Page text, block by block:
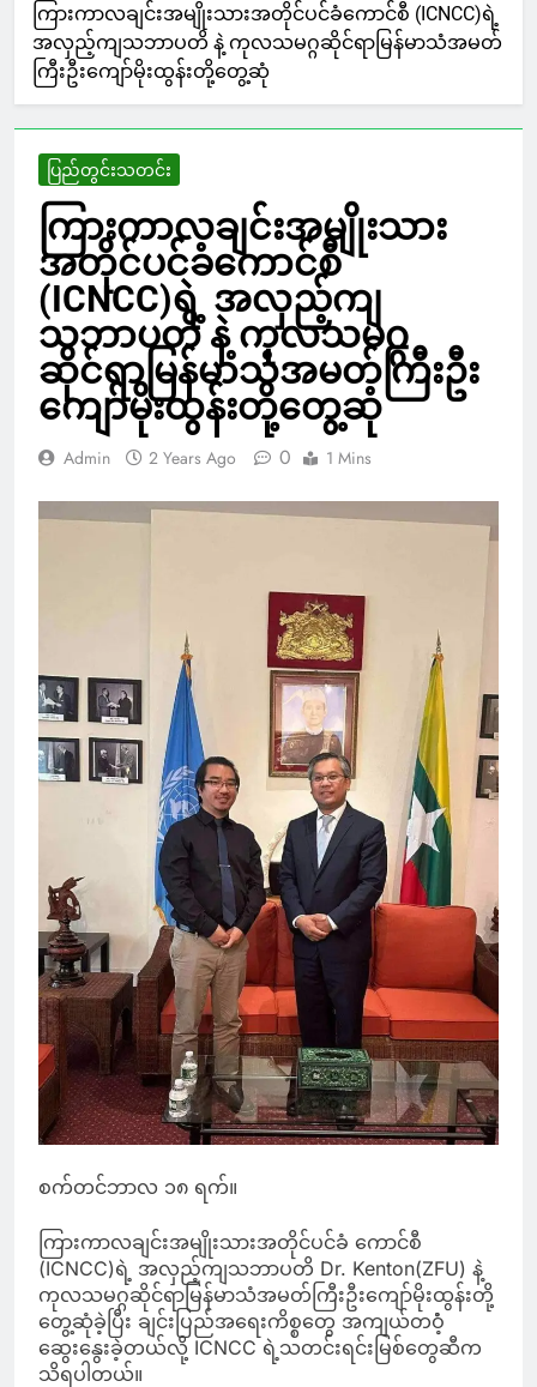
ကြားကာလချင်းအမျိုးသားအတိုင်ပင်ခံကောင်စီ (ICNCC)ရဲ့
အလှည့်ကျသဘာပတိ နဲ့ ကုလသမဂ္ဂဆိုင်ရာမြန်မာသံအမတ်
ကြီးဦးကျော်မိုးထွန်းတို့တွေ့ဆုံ
ပြည်တွင်းသတင်း
ကြားကာလချင်းအမျိုးသား
အတိုင်ပင်ခံကောင်စီ
(ICNCC)ရဲ့ အလှည့်ကျ
သဘာပတိ နဲ့ ကုလသမဂ္ဂ
ဆိုင်ရာမြန်မာသံအမတ်ကြီးဦး
ကျော်မိုးထွန်းတို့တွေ့ဆုံ
Admin 2 Years Ago 0 1 Mins
စက်တင်ဘာလ ၁၈ ရက်။
ကြားကာလချင်းအမျိုးသားအတိုင်ပင်ခံ ကောင်စီ
(ICNCC)ရဲ့ အလှည့်ကျသဘာပတိ Dr. Kenton(ZFU) နဲ့
ကုလသမဂ္ဂဆိုင်ရာမြန်မာသံအမတ်ကြီးဦးကျော်မိုးထွန်းတို့
တွေ့ဆုံခဲ့ပြီး ချင်းပြည်အရေးကိစ္စတွေ အကျယ်တဝံံ့
ဆွေးနွေးခဲ့တယ်လို့ ICNCC ရဲ့သတင်းရင်းမြစ်တွေဆီက
သိရပါတယ်။